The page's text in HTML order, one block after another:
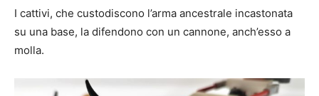
I cattivi, che custodiscono l’arma ancestrale incastonata
su una base, la difendono con un cannone, anch’esso a
molla.